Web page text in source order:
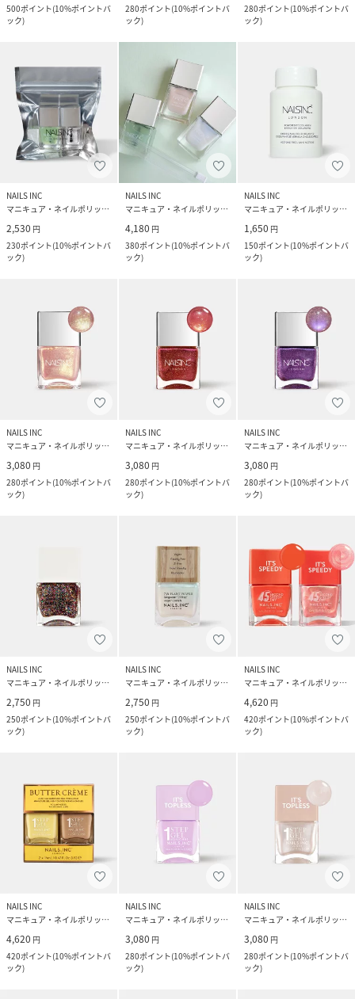
500ポイント(10%ポイントバ
ック)
280ポイント(10%ポイントバ
ック)
280ポイント(10%ポイントバ
ック)
NAILS INC
マニキュア・ネイルポリッシュ
2,530 円
230ポイント(10%ポイントバ
ック)
NAILS INC
マニキュア・ネイルポリッシュ
4,180 円
380ポイント(10%ポイントバ
ック)
NAILS INC
マニキュア・ネイルポリッシュ
1,650 円
150ポイント(10%ポイントバ
ック)
NAILS INC
マニキュア・ネイルポリッシュ
3,080 円
280ポイント(10%ポイントバ
ック)
NAILS INC
マニキュア・ネイルポリッシュ
3,080 円
280ポイント(10%ポイントバ
ック)
NAILS INC
マニキュア・ネイルポリッシュ
3,080 円
280ポイント(10%ポイントバ
ック)
NAILS INC
マニキュア・ネイルポリッシュ
2,750 円
250ポイント(10%ポイントバ
ック)
NAILS INC
マニキュア・ネイルポリッシュ
2,750 円
250ポイント(10%ポイントバ
ック)
NAILS INC
マニキュア・ネイルポリッシュ
4,620 円
420ポイント(10%ポイントバ
ック)
NAILS INC
マニキュア・ネイルポリッシュ
4,620 円
420ポイント(10%ポイントバ
ック)
NAILS INC
マニキュア・ネイルポリッシュ
3,080 円
280ポイント(10%ポイントバ
ック)
NAILS INC
マニキュア・ネイルポリッシュ
3,080 円
280ポイント(10%ポイントバ
ック)